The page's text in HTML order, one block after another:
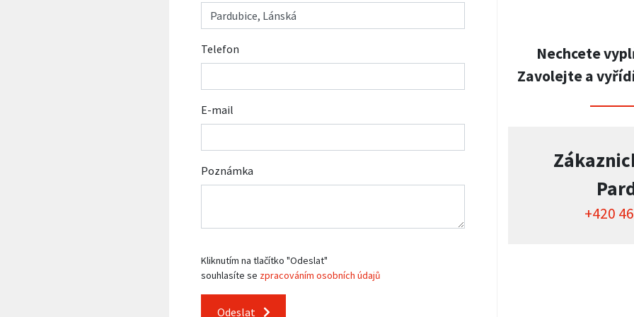
Telefon
E-mail
Poznámka
Kliknutím na tlačítko "Odeslat"
souhlasíte se zpracováním osobních údajů
Odeslat
Nechcete
Zavolejte a
+420